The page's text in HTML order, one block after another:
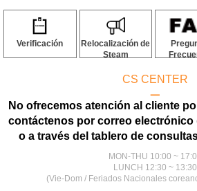
Verificación
Relocalización de
Steam
CS CENTER
ㅡ
No ofrecemos atención al cliente
contáctenos por correo electrónico
o a través del tablero de
MON-THU 10:00 ~
LUNCH 12:30 ~ 13:30
(Vie-Dom / Feriados Nacionales